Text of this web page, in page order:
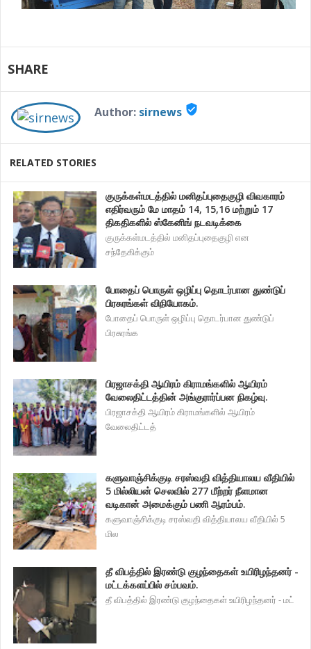
SHARE
Author: sirnews verified_user
RELATED STORIES
குருக்கள்மடத்தில் மனிதப்புதைகுழி விவகாரம்
எதிர்வரும் மே மாதம் 14, 15,16 மற்றும் 17
திகதிகளில் ஸ்கேனிங் நடவடிக்கை
குருக்கள்மடத்தில் மனிதப்புதைகுழி என
சந்தேகிக்கும்
போதைப் பொருள் ஒழிப்பு தொடர்பான துண்டுப்
பிரசுரங்கள் விநியோகம்.
போதைப் பொருள் ஒழிப்பு தொடர்பான துண்டுப்
பிரசுரங்க
பிரஜாசக்தி ஆயிரம் கிராமங்களில் ஆயிரம்
வேலைதிட்டத்தின் அங்குரார்ப்பன நிகழ்வு.
பிரஜாசக்தி ஆயிரம் கிராமங்களில் ஆயிரம்
வேலைதிட்டத்
களுவாஞ்சிக்குடி சரஸ்வதி வித்தியாலய வீதியில்
5 மில்லியன் செலவில் 277 மீற்றர் நீளமான
வடிகான் அமைக்கும் பணி ஆரம்பம்.
களுவாஞ்சிக்குடி சரஸ்வதி வித்தியாலய வீதியில் 5
மில
தீ விபத்தில் இரண்டு குழந்தைகள் உயிரிழந்தனர் -
மட்டக்களப்பில் சம்பவம்.
தீ விபத்தில் இரண்டு குழந்தைகள் உயிரிழந்தனர் - மட்